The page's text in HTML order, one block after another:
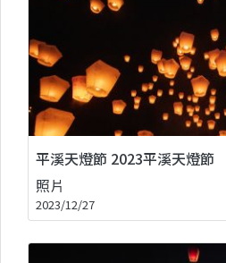
平溪天燈節 2023平溪天燈節
照片
2023/12/27